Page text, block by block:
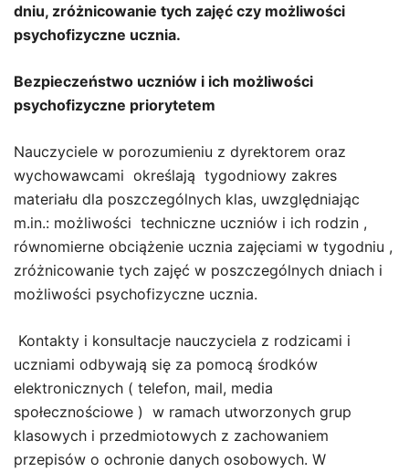
dniu, zróżnicowanie tych zajęć czy możliwości
psychofizyczne ucznia.
Bezpieczeństwo uczniów i ich możliwości
psychofizyczne priorytetem
Nauczyciele w porozumieniu z dyrektorem oraz
wychowawcami określają tygodniowy zakres
materiału dla poszczególnych klas, uwzględniając
m.in.: możliwości techniczne uczniów i ich rodzin ,
równomierne obciążenie ucznia zajęciami w tygodniu ,
zróżnicowanie tych zajęć w poszczególnych dniach i
możliwości psychofizyczne ucznia.
Kontakty i konsultacje nauczyciela z rodzicami i
uczniami odbywają się za pomocą środków
elektronicznych ( telefon, mail, media
społecznościowe ) w ramach utworzonych grup
klasowych i przedmiotowych z zachowaniem
przepisów o ochronie danych osobowych. W